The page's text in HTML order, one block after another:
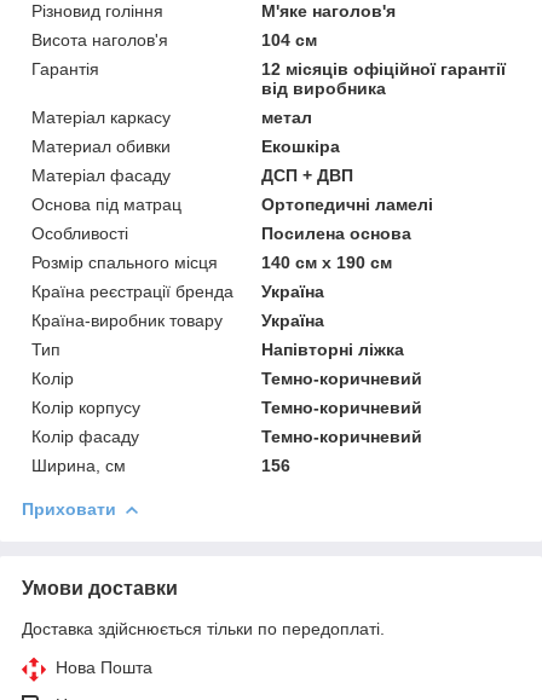
Різновид гоління
М'яке наголов'я
Висота наголов'я
104 см
Гарантія
12 місяців офіційної гарантії
від виробника
Матеріал каркасу
метал
Материал обивки
Екошкіра
Матеріал фасаду
ДСП + ДВП
Основа під матрац
Ортопедичні ламелі
Особливості
Посилена основа
Розмір спального місця
140 см х 190 см
Країна реєстрації бренда
Україна
Країна-виробник товару
Україна
Тип
Напівторні ліжка
Колір
Темно-коричневий
Колір корпусу
Темно-коричневий
Колір фасаду
Темно-коричневий
Ширина, см
156
Приховати
Умови доставки
Доставка здійснюється тільки по передоплаті.
Нова Пошта